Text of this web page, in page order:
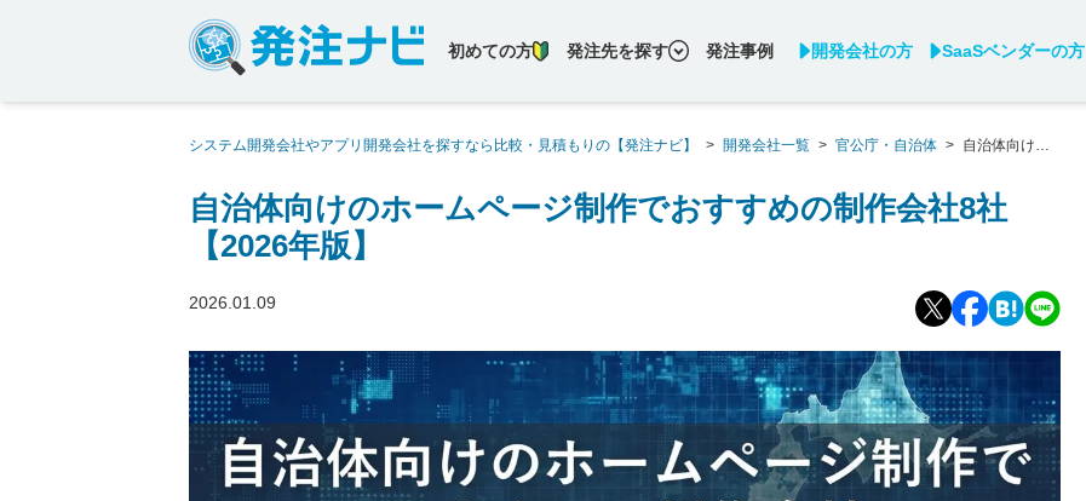
初めての方 発注先を探す 発注事例 開発会社の方 SaaSベンダーの方
システム開発会社やアプリ開発会社を探すなら比較・見積もりの【発注ナビ】 > 開発会社一覧 > 官公庁・自治体 > 自治体向けの
自治体向けのホームページ制作でおすすめの制作会社8社
【2026年版】
2026.01.09